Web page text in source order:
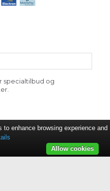
specialtilbud og
enhance browsing experience and
Allow cookies